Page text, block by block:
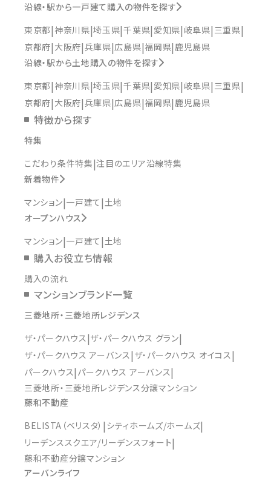
沿線・駅から一戸建て購入の物件を探す
東京都 神奈川県 埼玉県 千葉県 愛知県 岐阜県 三重県
京都府 大阪府 兵庫県 広島県 福岡県 鹿児島県
沿線・駅から土地購入の物件を探す
東京都 神奈川県 埼玉県 千葉県 愛知県 岐阜県 三重県
京都府 大阪府 兵庫県 広島県 福岡県 鹿児島県
特徴から探す
特集
こだわり条件特集 注目のエリア沿線特集
新着物件
マンション 一戸建て 土地
オープンハウス
マンション 一戸建て 土地
購入お役立ち情報
購入の流れ
マンションブランド一覧
三菱地所・三菱地所レジデンス
ザ・パークハウス ザ・パークハウス グラン
ザ・パークハウス アーバンス ザ・パークハウス オイコス
パークハウス パークハウス アーバンス
三菱地所・三菱地所レジデンス分譲マンション
藤和不動産
BELISTA（ベリスタ） シティホームズ/ホームズ
リーデンススクエア/リーデンスフォート
藤和不動産分譲マンション
アーバンライフ